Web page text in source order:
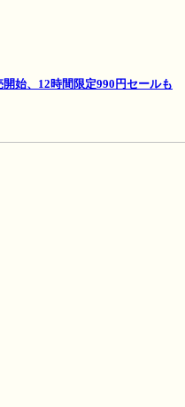
始、12時間限定990円セールも